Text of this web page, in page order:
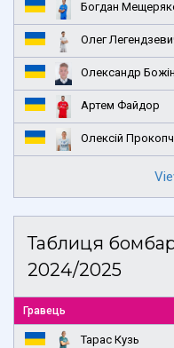
Богдан
Олег
Олександр
Артем Файдор
Олексій
Таблиця
2024/2025
Гравець
Тарас Кузь